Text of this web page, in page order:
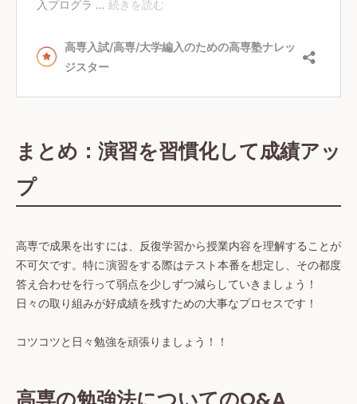
まとめ：演習を習慣化して成績アッ
プ
高専で成果を出すには、反復学習から授業内容を理解することが
不可欠です。特に演習をする際はテスト本番を想定し、その都度
答え合わせを行って弱点を少しずつ減らしていきましょう！
日々の取り組みが好成績を残すための大事なプロセスです！
コツコツと日々勉強を頑張りましょう！！